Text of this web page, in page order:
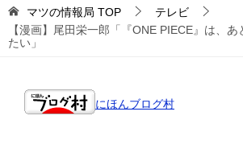
マツの情報局 TOP
テレビ
【漫画】尾田栄一郎「『ONE PIECE』は、
たい」
にほんブログ村